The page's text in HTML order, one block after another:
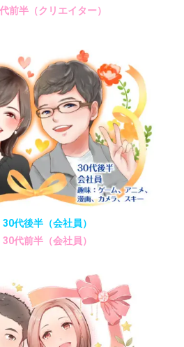
前半（クリエイター）
30代後半（会社員）
30代前半（会社員）